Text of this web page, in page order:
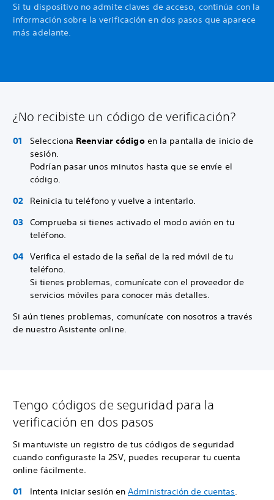
Si tu dispositivo no admite claves de acceso, continúa con la
información sobre la verificación en dos pasos que aparece
más adelante.
¿No recibiste un código de verificación?
Selecciona Reenviar códigoen la pantalla de inicio de
sesión.
Podrían pasar unos minutos hasta que se envíe el
código.
Reinicia tu teléfono y vuelve a intentarlo.
Comprueba si tienes activado el modo avión en tu
teléfono.
Verifica el estado de la señal de la red móvil de tu
teléfono.
Si tienes problemas, comunícate con el proveedor de
servicios móviles para conocer más detalles.
Si aún tienes problemas, comunícate con nosotros a través
de nuestro Asistente online.
Tengo códigos de seguridad para la
verificación en dos pasos
Si mantuviste un registro de tus códigos de seguridad
cuando configuraste la 2SV, puedes recuperar tu cuenta
online fácilmente.
Intenta iniciar sesión en Administración de cuentas